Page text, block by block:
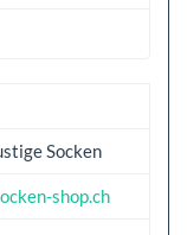
Socken
shop.ch